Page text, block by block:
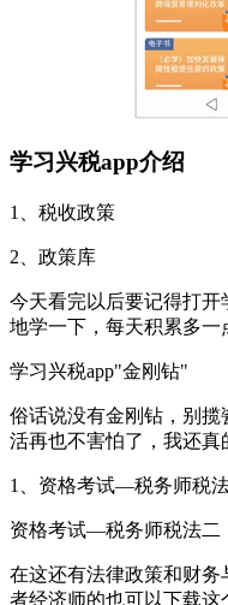
学习兴税app介绍
1、税收政策
2、政策库
今天看完以后要记得打
地学一下，每天积累多一
学习兴税app"金刚钻"
俗话说没有金刚钻，别
活再也不害怕了，我还真
1、资格考试—税务师税
资格考试—税务师税法二
在这还有法律政策和财
者经济师的也可以下载这